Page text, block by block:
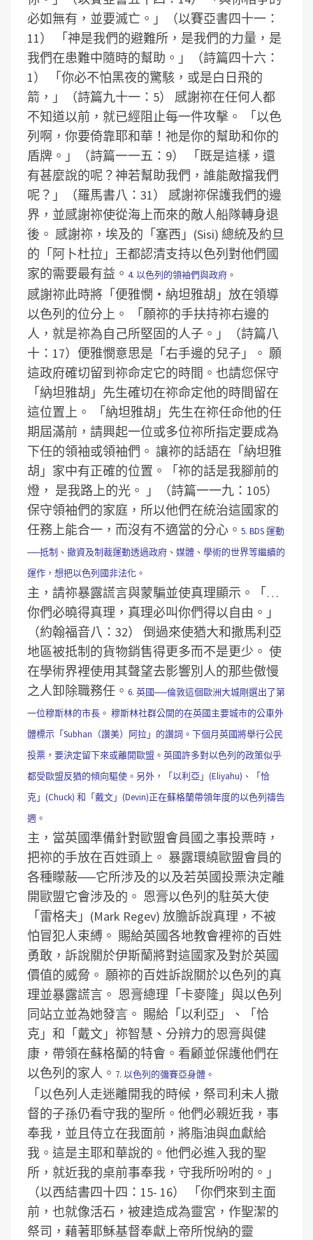
必如無有，並要滅亡。」（以賽亞書四十一：
11）
「神是我們的避難所，是我們的力量，是
我們在患難中隨時的幫助。」（詩篇四十六：
1）
「你必不怕黑夜的驚駭，或是白日飛的
箭，」（詩篇九十一：5）
感謝祢在任何人都
不知道以前，就已經阻止每一件攻擊。
「以色
列啊，你要倚靠耶和華！祂是你的幫助和你的
盾牌。」（詩篇一一五：9）
「既是這樣，還
有甚麼說的呢？神若幫助我們，誰能敵擋我們
呢？」（羅馬書八：31）
感謝祢保護我們的邊
界，並感謝祢使從海上而來的敵人船隊轉身退
後。 感謝祢，埃及的「塞西」(Sisi) 總統及約旦
的「阿卜杜拉」王都認清支持以色列對他們國
家的需要最有益。 4. 以色列的領袖們與政府。
感謝祢此時將「便雅憫‧納坦雅胡」放在領導
以色列的位分上。
「願祢的手扶持祢右邊的
人，就是祢為自己所堅固的人子。」（詩篇八
十：17）便雅憫意思是「右手邊的兒子」。 願
這政府確切留到祢命定它的時間。也請您保守
「納坦雅胡」先生確切在祢命定他的時間留在
這位置上。
「納坦雅胡」先生在祢任命他的任
期屆滿前，請興起一位或多位祢所指定要成為
下任的領袖或領袖們。 讓祢的話語在「納坦雅
胡」家中有正確的位置。「祢的話是我腳前的
燈， 是我路上的光。 」（詩篇一一九：105）
保守領袖們的家庭，所以他們在統治這國家的
任務上能合一，而沒有不適當的分心。 5. BDS 運動
──抵制、撤資及制裁運動透過政府、媒體、學術的世界等繼續的
運作，想把以色列國非法化。
主，請祢暴露謊言與蒙騙並使真理顯示。「…
你們必曉得真理，真理必叫你們得以自由。」
（約翰福音八：32）
倒過來使猶大和撒馬利亞
地區被抵制的貨物銷售得更多而不是更少。 使
在學術界裡使用其聲望去影響別人的那些傲慢
之人卸除職務任。 6. 英國──倫敦這個歐洲大城剛選出了第
一位穆斯林的市長。 穆斯林社群公開的在英國主要城市的公車外
體標示「Subhan（讚美）阿拉」的讚詞。下個月英國將舉行公民
投票，要決定留下來或離開歐盟。英國許多對以色列的政策似乎
都受歐盟反猶的傾向驅使。另外，「以利亞」(Eliyahu)、「恰
克」(Chuck) 和「戴文」(Devin)正在蘇格蘭帶領年度的以色列禱告
週。
主，當英國準備針對歐盟會員國之事投票時，
把祢的手放在百姓頭上。 暴露環繞歐盟會員的
各種矇蔽──它所涉及的以及若英國投票決定離
開歐盟它會涉及的。 恩膏以色列的駐英大使
「雷格夫」(Mark Regev) 放膽訴說真理，不被
怕冒犯人束縛。 賜給英國各地教會裡祢的百姓
勇敢，訴說關於伊斯蘭將對這國家及對於英國
價值的威脅。 願祢的百姓訴說關於以色列的真
理並暴露謊言。 恩膏總理「卡麥隆」與以色列
同站立並為她發言。 賜給「以利亞」、「恰
克」和「戴文」祢智慧、分辨力的恩膏與健
康，帶領在蘇格蘭的特會。看顧並保護他們在
以色列的家人。 7. 以色列的彌賽亞身體。
「以色列人走迷離開我的時候，祭司利未人撒
督的子孫仍看守我的聖所。他們必親近我，事
奉我，並且侍立在我面前，將脂油與血獻給
我。這是主耶和華說的。他們必進入我的聖
所，就近我的桌前事奉我，守我所吩咐的。」
（以西結書四十四：15- 16）
「你們來到主面
前，也就像活石，被建造成為靈宮，作聖潔的
祭司，藉著耶穌基督奉獻上帝所悅納的靈